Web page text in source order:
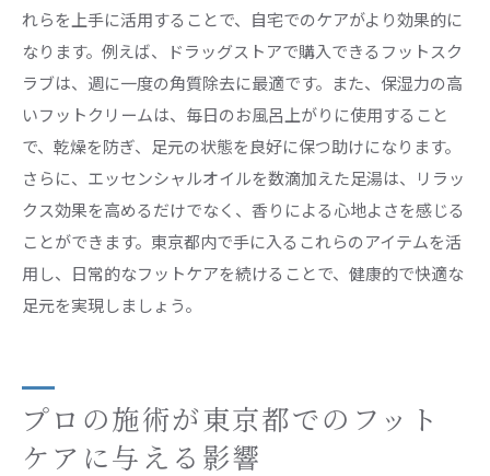
れらを上手に活用することで、自宅でのケアがより効果的に
なります。例えば、ドラッグストアで購入できるフットスク
ラブは、週に一度の角質除去に最適です。また、保湿力の高
いフットクリームは、毎日のお風呂上がりに使用すること
で、乾燥を防ぎ、足元の状態を良好に保つ助けになります。
さらに、エッセンシャルオイルを数滴加えた足湯は、リラッ
クス効果を高めるだけでなく、香りによる心地よさを感じる
ことができます。東京都内で手に入るこれらのアイテムを活
用し、日常的なフットケアを続けることで、健康的で快適な
足元を実現しましょう。
プロの施術が東京都でのフット
ケアに与える影響